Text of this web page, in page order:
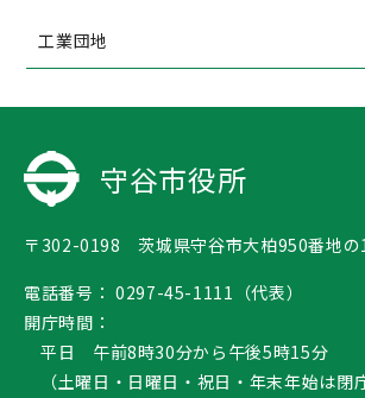
工業団地
守谷市役所
〒302-0198 茨城県守谷市大柏950番地の
電話番号： 0297-45-1111（代表）
開庁時間：
平日 午前8時30分から午後5時15分
（土曜日・日曜日・祝日・年末年始は閉庁